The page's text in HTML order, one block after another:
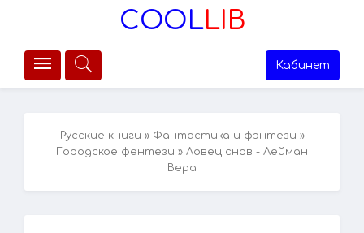
COOLLIB
Кабинет
Русские книги » Фантастика и фэнтези »
Городское фентези » Ловец снов - Лейман
Вера